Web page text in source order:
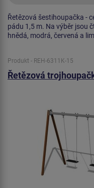
Řetězová šestihoupačka -
pádu 1,5 m. Na výběr jsou
hnědá, modrá, červená a
Produkt - REH-6311K-15
Řetězová